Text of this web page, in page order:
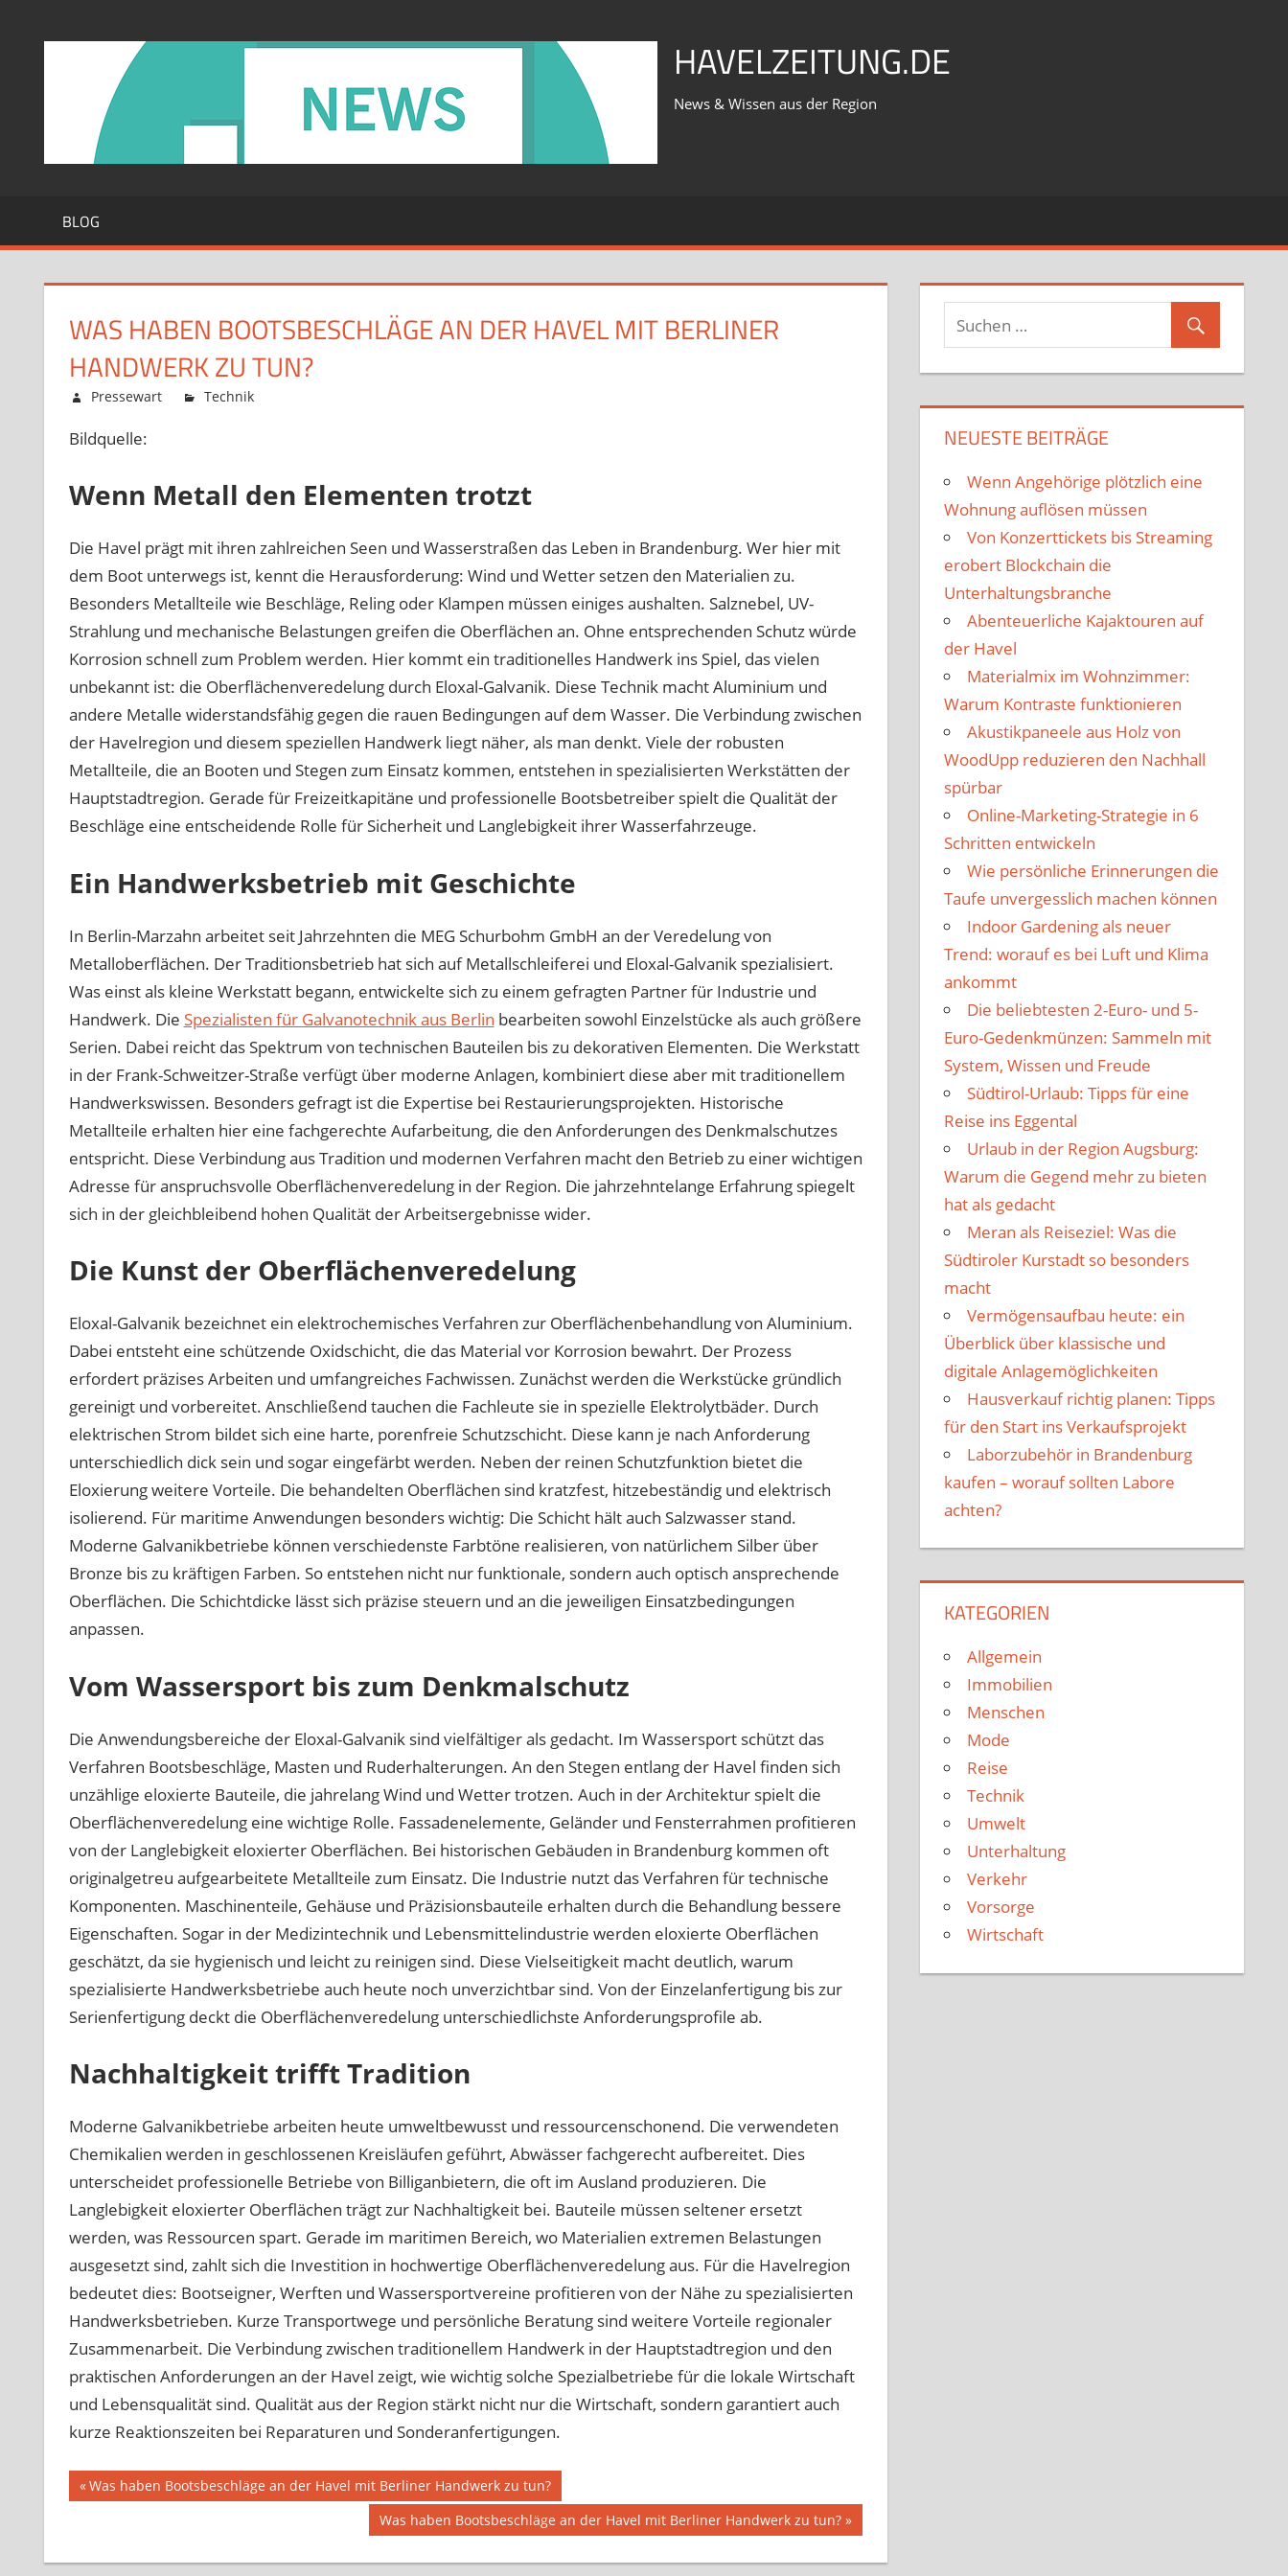
HAVELZEITUNG.DE
News & Wissen aus der Region
BLOG
WAS HABEN BOOTSBESCHLÄGE AN DER HAVEL MIT BERLINER
HANDWERK ZU TUN?
Februar 12, 2026
Pressewart Technik
an
der
mit
Berliner
Handwerk
zu
tun?
Bildquelle:
Wenn Metall den Elementen trotzt
Die Havel prägt mit ihren zahlreichen Seen und Wasserstraßen das Leben in Brandenburg. Wer hier mit
dem Boot unterwegs ist, kennt die Herausforderung: Wind und Wetter setzen den Materialien zu.
Besonders Metallteile wie Beschläge, Reling oder Klampen müssen einiges aushalten. Salznebel, UV-
Strahlung und mechanische Belastungen greifen die Oberflächen an. Ohne entsprechenden Schutz würde
Korrosion schnell zum Problem werden. Hier kommt ein traditionelles Handwerk ins Spiel, das vielen
unbekannt ist: die Oberflächenveredelung durch Eloxal-Galvanik. Diese Technik macht Aluminium und
andere Metalle widerstandsfähig gegen die rauen Bedingungen auf dem Wasser. Die Verbindung zwischen
der Havelregion und diesem speziellen Handwerk liegt näher, als man denkt. Viele der robusten
Metallteile, die an Booten und Stegen zum Einsatz kommen, entstehen in spezialisierten Werkstätten der
Hauptstadtregion. Gerade für Freizeitkapitäne und professionelle Bootsbetreiber spielt die Qualität der
Beschläge eine entscheidende Rolle für Sicherheit und Langlebigkeit ihrer Wasserfahrzeuge.
Ein Handwerksbetrieb mit Geschichte
In Berlin-Marzahn arbeitet seit Jahrzehnten die MEG Schurbohm GmbH an der Veredelung von
Metalloberflächen. Der Traditionsbetrieb hat sich auf Metallschleiferei und Eloxal-Galvanik spezialisiert.
Was einst als kleine Werkstatt begann, entwickelte sich zu einem gefragten Partner für Industrie und
Handwerk. Die Spezialisten für Galvanotechnik aus Berlin bearbeiten sowohl Einzelstücke als auch größere
Serien. Dabei reicht das Spektrum von technischen Bauteilen bis zu dekorativen Elementen. Die Werkstatt
in der Frank-Schweitzer-Straße verfügt über moderne Anlagen, kombiniert diese aber mit traditionellem
Handwerkswissen. Besonders gefragt ist die Expertise bei Restaurierungsprojekten. Historische
Metallteile erhalten hier eine fachgerechte Aufarbeitung, die den Anforderungen des Denkmalschutzes
entspricht. Diese Verbindung aus Tradition und modernen Verfahren macht den Betrieb zu einer wichtigen
Adresse für anspruchsvolle Oberflächenveredelung in der Region. Die jahrzehntelange Erfahrung spiegelt
sich in der gleichbleibend hohen Qualität der Arbeitsergebnisse wider.
Die Kunst der Oberflächenveredelung
Eloxal-Galvanik bezeichnet ein elektrochemisches Verfahren zur Oberflächenbehandlung von Aluminium.
Dabei entsteht eine schützende Oxidschicht, die das Material vor Korrosion bewahrt. Der Prozess
erfordert präzises Arbeiten und umfangreiches Fachwissen. Zunächst werden die Werkstücke gründlich
gereinigt und vorbereitet. Anschließend tauchen die Fachleute sie in spezielle Elektrolytbäder. Durch
elektrischen Strom bildet sich eine harte, porenfreie Schutzschicht. Diese kann je nach Anforderung
unterschiedlich dick sein und sogar eingefärbt werden. Neben der reinen Schutzfunktion bietet die
Eloxierung weitere Vorteile. Die behandelten Oberflächen sind kratzfest, hitzebeständig und elektrisch
isolierend. Für maritime Anwendungen besonders wichtig: Die Schicht hält auch Salzwasser stand.
Moderne Galvanikbetriebe können verschiedenste Farbtöne realisieren, von natürlichem Silber über
Bronze bis zu kräftigen Farben. So entstehen nicht nur funktionale, sondern auch optisch ansprechende
Oberflächen. Die Schichtdicke lässt sich präzise steuern und an die jeweiligen Einsatzbedingungen
anpassen.
Vom Wassersport bis zum Denkmalschutz
Die Anwendungsbereiche der Eloxal-Galvanik sind vielfältiger als gedacht. Im Wassersport schützt das
Verfahren Bootsbeschläge, Masten und Ruderhalterungen. An den Stegen entlang der Havel finden sich
unzählige eloxierte Bauteile, die jahrelang Wind und Wetter trotzen. Auch in der Architektur spielt die
Oberflächenveredelung eine wichtige Rolle. Fassadenelemente, Geländer und Fensterrahmen profitieren
von der Langlebigkeit eloxierter Oberflächen. Bei historischen Gebäuden in Brandenburg kommen oft
originalgetreu aufgearbeitete Metallteile zum Einsatz. Die Industrie nutzt das Verfahren für technische
Komponenten. Maschinenteile, Gehäuse und Präzisionsbauteile erhalten durch die Behandlung bessere
Eigenschaften. Sogar in der Medizintechnik und Lebensmittelindustrie werden eloxierte Oberflächen
geschätzt, da sie hygienisch und leicht zu reinigen sind. Diese Vielseitigkeit macht deutlich, warum
spezialisierte Handwerksbetriebe auch heute noch unverzichtbar sind. Von der Einzelanfertigung bis zur
Serienfertigung deckt die Oberflächenveredelung unterschiedlichste Anforderungsprofile ab.
Nachhaltigkeit trifft Tradition
Moderne Galvanikbetriebe arbeiten heute umweltbewusst und ressourcenschonend. Die verwendeten
Chemikalien werden in geschlossenen Kreisläufen geführt, Abwässer fachgerecht aufbereitet. Dies
unterscheidet professionelle Betriebe von Billiganbietern, die oft im Ausland produzieren. Die
Langlebigkeit eloxierter Oberflächen trägt zur Nachhaltigkeit bei. Bauteile müssen seltener ersetzt
werden, was Ressourcen spart. Gerade im maritimen Bereich, wo Materialien extremen Belastungen
ausgesetzt sind, zahlt sich die Investition in hochwertige Oberflächenveredelung aus. Für die Havelregion
bedeutet dies: Bootseigner, Werften und Wassersportvereine profitieren von der Nähe zu spezialisierten
Handwerksbetrieben. Kurze Transportwege und persönliche Beratung sind weitere Vorteile regionaler
Zusammenarbeit. Die Verbindung zwischen traditionellem Handwerk in der Hauptstadtregion und den
praktischen Anforderungen an der Havel zeigt, wie wichtig solche Spezialbetriebe für die lokale Wirtschaft
und Lebensqualität sind. Qualität aus der Region stärkt nicht nur die Wirtschaft, sondern garantiert auch
kurze Reaktionszeiten bei Reparaturen und Sonderanfertigungen.
Beitragsnavigation
Vorheriger
Was haben Bootsbeschläge an der Havel mit Berliner Handwerk zu tun?
Nächster
Beitrag:
Was haben Bootsbeschläge an der Havel mit Berliner Handwerk zu tun?
NEUESTE BEITRÄGE
Wenn Angehörige plötzlich eine
Wohnung auflösen müssen
Von Konzerttickets bis Streaming
erobert Blockchain die
Unterhaltungsbranche
Abenteuerliche Kajaktouren auf
der Havel
Materialmix im Wohnzimmer:
Warum Kontraste funktionieren
Akustikpaneele aus Holz von
WoodUpp reduzieren den Nachhall
spürbar
Online-Marketing-Strategie in 6
Schritten entwickeln
Wie persönliche Erinnerungen die
Taufe unvergesslich machen können
Indoor Gardening als neuer
Trend: worauf es bei Luft und Klima
ankommt
Die beliebtesten 2-Euro- und 5-
Euro-Gedenkmünzen: Sammeln mit
System, Wissen und Freude
Südtirol-Urlaub: Tipps für eine
Reise ins Eggental
Urlaub in der Region Augsburg:
Warum die Gegend mehr zu bieten
hat als gedacht
Meran als Reiseziel: Was die
Südtiroler Kurstadt so besonders
macht
Vermögensaufbau heute: ein
Überblick über klassische und
digitale Anlagemöglichkeiten
Hausverkauf richtig planen: Tipps
für den Start ins Verkaufsprojekt
Laborzubehör in Brandenburg
kaufen – worauf sollten Labore
achten?
KATEGORIEN
Allgemein
Immobilien
Menschen
Mode
Reise
Technik
Umwelt
Unterhaltung
Verkehr
Vorsorge
Wirtschaft